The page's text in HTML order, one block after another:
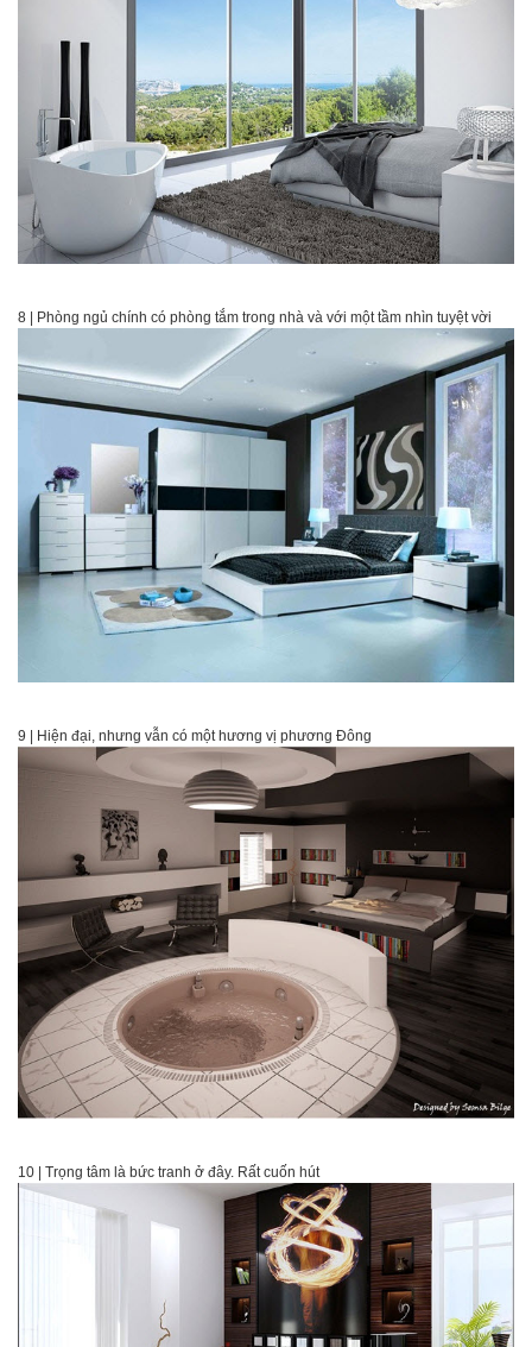
8 | Phòng ngủ chính có phòng tắm trong nhà và với một tầm nhìn tuyệt vời
9 | Hiện đại, nhưng vẫn có một hương vị phương Đông
10 | Trọng tâm là bức tranh ở đây. Rất cuốn hút